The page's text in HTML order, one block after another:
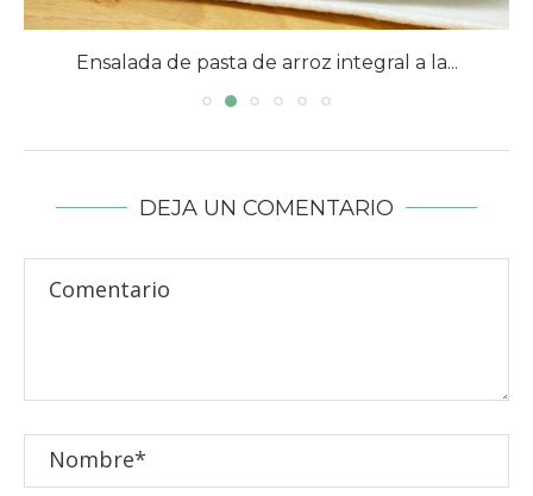
Ensalada de pasta de arroz integral a la...
DEJA UN COMENTARIO